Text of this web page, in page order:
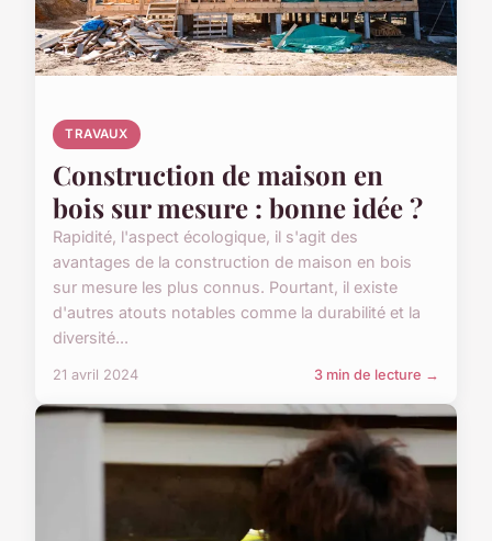
TRAVAUX
Construction de maison en
bois sur mesure : bonne idée ?
Rapidité, l'aspect écologique, il s'agit des
avantages de la construction de maison en bois
sur mesure les plus connus. Pourtant, il existe
d'autres atouts notables comme la durabilité et la
diversité...
21 avril 2024 3 min de lecture →